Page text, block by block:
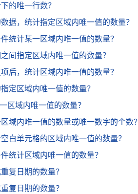
的唯一行数？
据，统计指定区域内唯一值的数量？
统计某一区域内唯一值的数量？
间指定区域内唯一值的数量？
后，统计区域内唯一值的数量？
定区域内唯一值的数量？
区域内唯一值的数量？
域内唯一值的数量或唯一数字的个数？
白单元格的区域内唯一值的数量？
统计区域内唯一值的数量？
复日期的数量？
复日期的数量？